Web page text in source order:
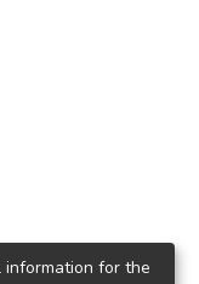
for the